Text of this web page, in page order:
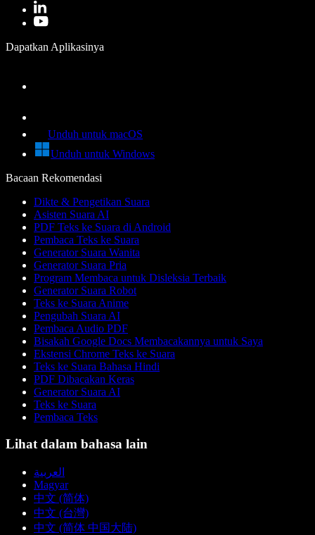
Dapatkan Aplikasinya
Unduh untuk macOS
Unduh untuk Windows
Bacaan Rekomendasi
Dikte & Pengetikan Suara
Asisten Suara AI
PDF Teks ke Suara di Android
Pembaca Teks ke Suara
Generator Suara Wanita
Generator Suara Pria
Program Membaca untuk Disleksia Terbaik
Generator Suara Robot
Teks ke Suara Anime
Pengubah Suara AI
Pembaca Audio PDF
Bisakah Google Docs Membacakannya untuk Saya
Ekstensi Chrome Teks ke Suara
Teks ke Suara Bahasa Hindi
PDF Dibacakan Keras
Generator Suara AI
Teks ke Suara
Pembaca Teks
Lihat dalam bahasa lain
العربية
Magyar
中文 (简体)
中文 (台灣)
中文 (简体 中国大陆)